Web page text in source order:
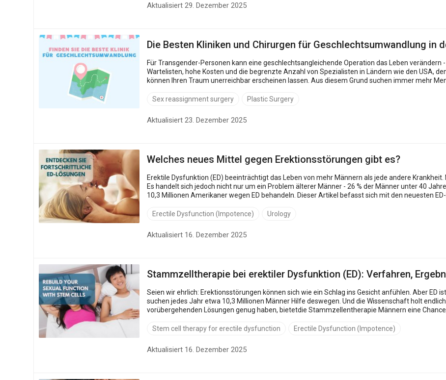
Aktualisiert 29. Dezember 2025
Die Besten Kliniken und Chirurgen für Geschlechtsumwandlung in
Für Transgender-Personen kann eine geschlechtsangleichende Operation das Leben verändern - aber der Weg dorthin ist nicht immer einfach. Lange
Wartelisten, hohe Kosten und die begrenzte Anzahl von Spezialisten in Ländern wie den USA,
können Ihren Traum unerreichbar erscheinen lassen. Aus diesem Grund suchen immer mehr Menschen im Ausland nach kurzen Wartezeiten und
Sex reassignment surgery
Plastic Surgery
Aktualisiert 23. Dezember 2025
Welches neues Mittel gegen Erektionsstörungen gibt es?
Erektile Dysfunktion (ED) beeinträchtigt das Leben von mehr Männern als jede andere
Es handelt sich jedoch nicht nur um ein Problem älterer Männer - 26 % der Männer unter 40 Jahren sind
10,3 Millionen Amerikaner wegen ED behandeln. Dieser Artikel befasst sich mit den neuesten
Erectile Dysfunction (Impotence) Urology
Aktualisiert 16. Dezember 2025
Stammzelltherapie bei erektiler Dysfunktion (ED): Verfahren,
Seien wir ehrlich: Erektionsstörungen können sich wie ein Schlag ins Gesicht anfühlen. Aber ED ist nicht
suchen jedes Jahr etwa 10,3 Millionen Männer Hilfe deswegen. Und die Wissenschaft holt
vorübergehenden Lösungen genug haben, bietetdie Stammzellentherapie Männern eine Chance, ihre Erektionsfähigkeit auf natürliche Weise
Stem cell therapy for erectile dysfunction
Erectile Dysfunction (Impotence)
Aktualisiert 16. Dezember 2025